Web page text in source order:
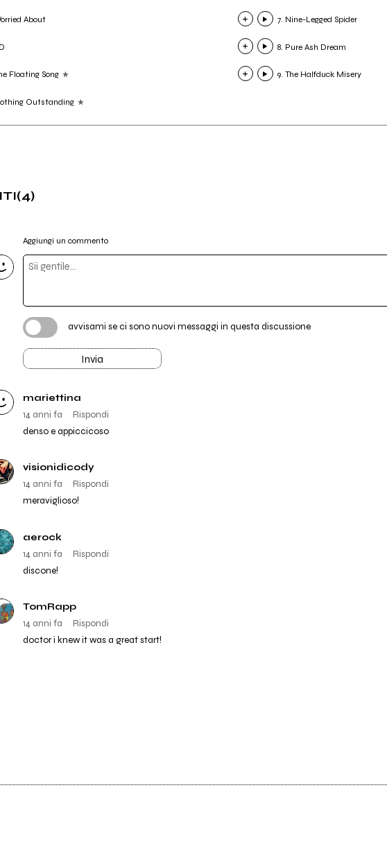
About
Floating Song
Outstanding
7. Nine-Legged Spider
8. Pure Ash Dream
9. The Halfduck Misery
(4)
Aggiungi un commento
avvisami se ci sono nuovi messaggi in questa discussione
Invia
mariettina
14 anni fa
Rispondi
denso e appiccicoso
visionidicody
14 anni fa
Rispondi
meraviglioso!
aerock
14 anni fa
Rispondi
discone!
TomRapp
14 anni fa
Rispondi
doctor i knew it was a great start!